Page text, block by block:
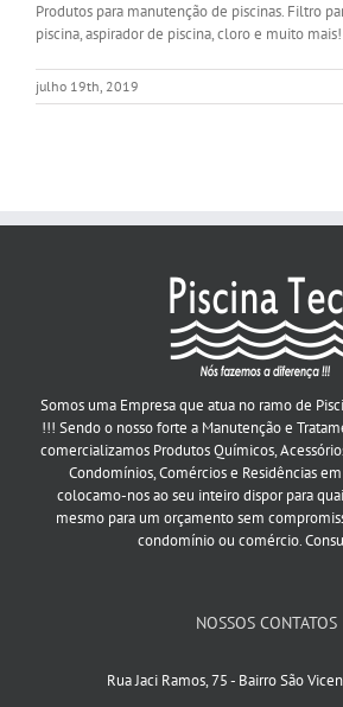
Produtos para manutenção de piscinas. Filtro
piscina, aspirador de piscina, cloro e muito mais!
julho 19th, 2019
Somos uma Empresa que atua no ramo de
!!! Sendo o nosso forte a Manutenção e
comercializamos Produtos Químicos,
Condomínios, Comércios e Residências
colocamo-nos ao seu inteiro dispor para
mesmo para um orçamento sem
condomínio ou comércio.
NOSSOS CONTATOS
Rua Jaci Ramos, 75 - Bairro São